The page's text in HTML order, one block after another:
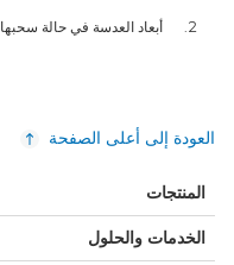
أبعاد العدسة في حالة سحبها
العودة إلى أعلى الصفحة
المنتجات
الخدمات والحلول